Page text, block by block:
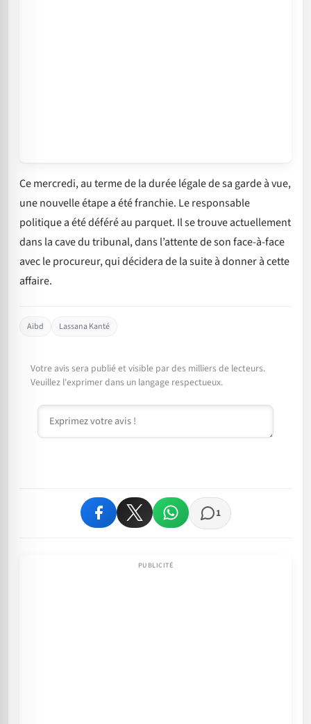
Ce mercredi, au terme de la durée légale de sa garde à vue,
une nouvelle étape a été franchie. Le responsable
politique a été déféré au parquet. Il se trouve actuellement
dans la cave du tribunal, dans l’attente de son face-à-face
avec le procureur, qui décidera de la suite à donner à cette
affaire.
Aibd Lassana Kanté
Votre avis sera publié et visible par des milliers de lecteurs.
Veuillez l'exprimer dans un langage respectueux.
Commentaire
1